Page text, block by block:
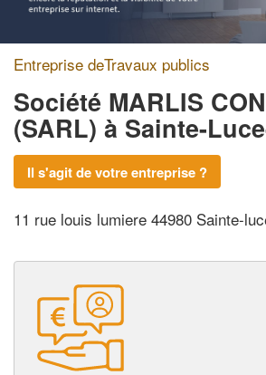
Entreprise deTravaux publics
Société MARLIS
(SARL) à Sainte-
Il s'agit de votre entreprise ?
11 rue louis lumiere 44980 Sainte-